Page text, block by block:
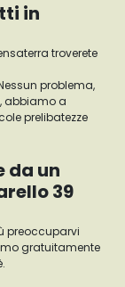
in
troverete
problema,
abbiamo a
prelibatezze
da un
39
preoccuparvi
gratuitamente